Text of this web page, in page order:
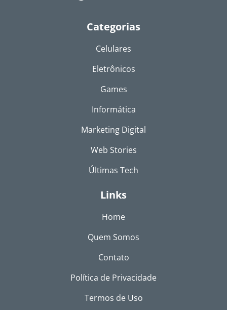
Categorias
Celulares
Eletrônicos
Games
Informática
Marketing Digital
Web Stories
Últimas Tech
Links
Home
Quem Somos
Contato
Política de Privacidade
Termos de Uso